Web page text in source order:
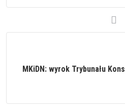
MKiDN: wyrok Trybunału